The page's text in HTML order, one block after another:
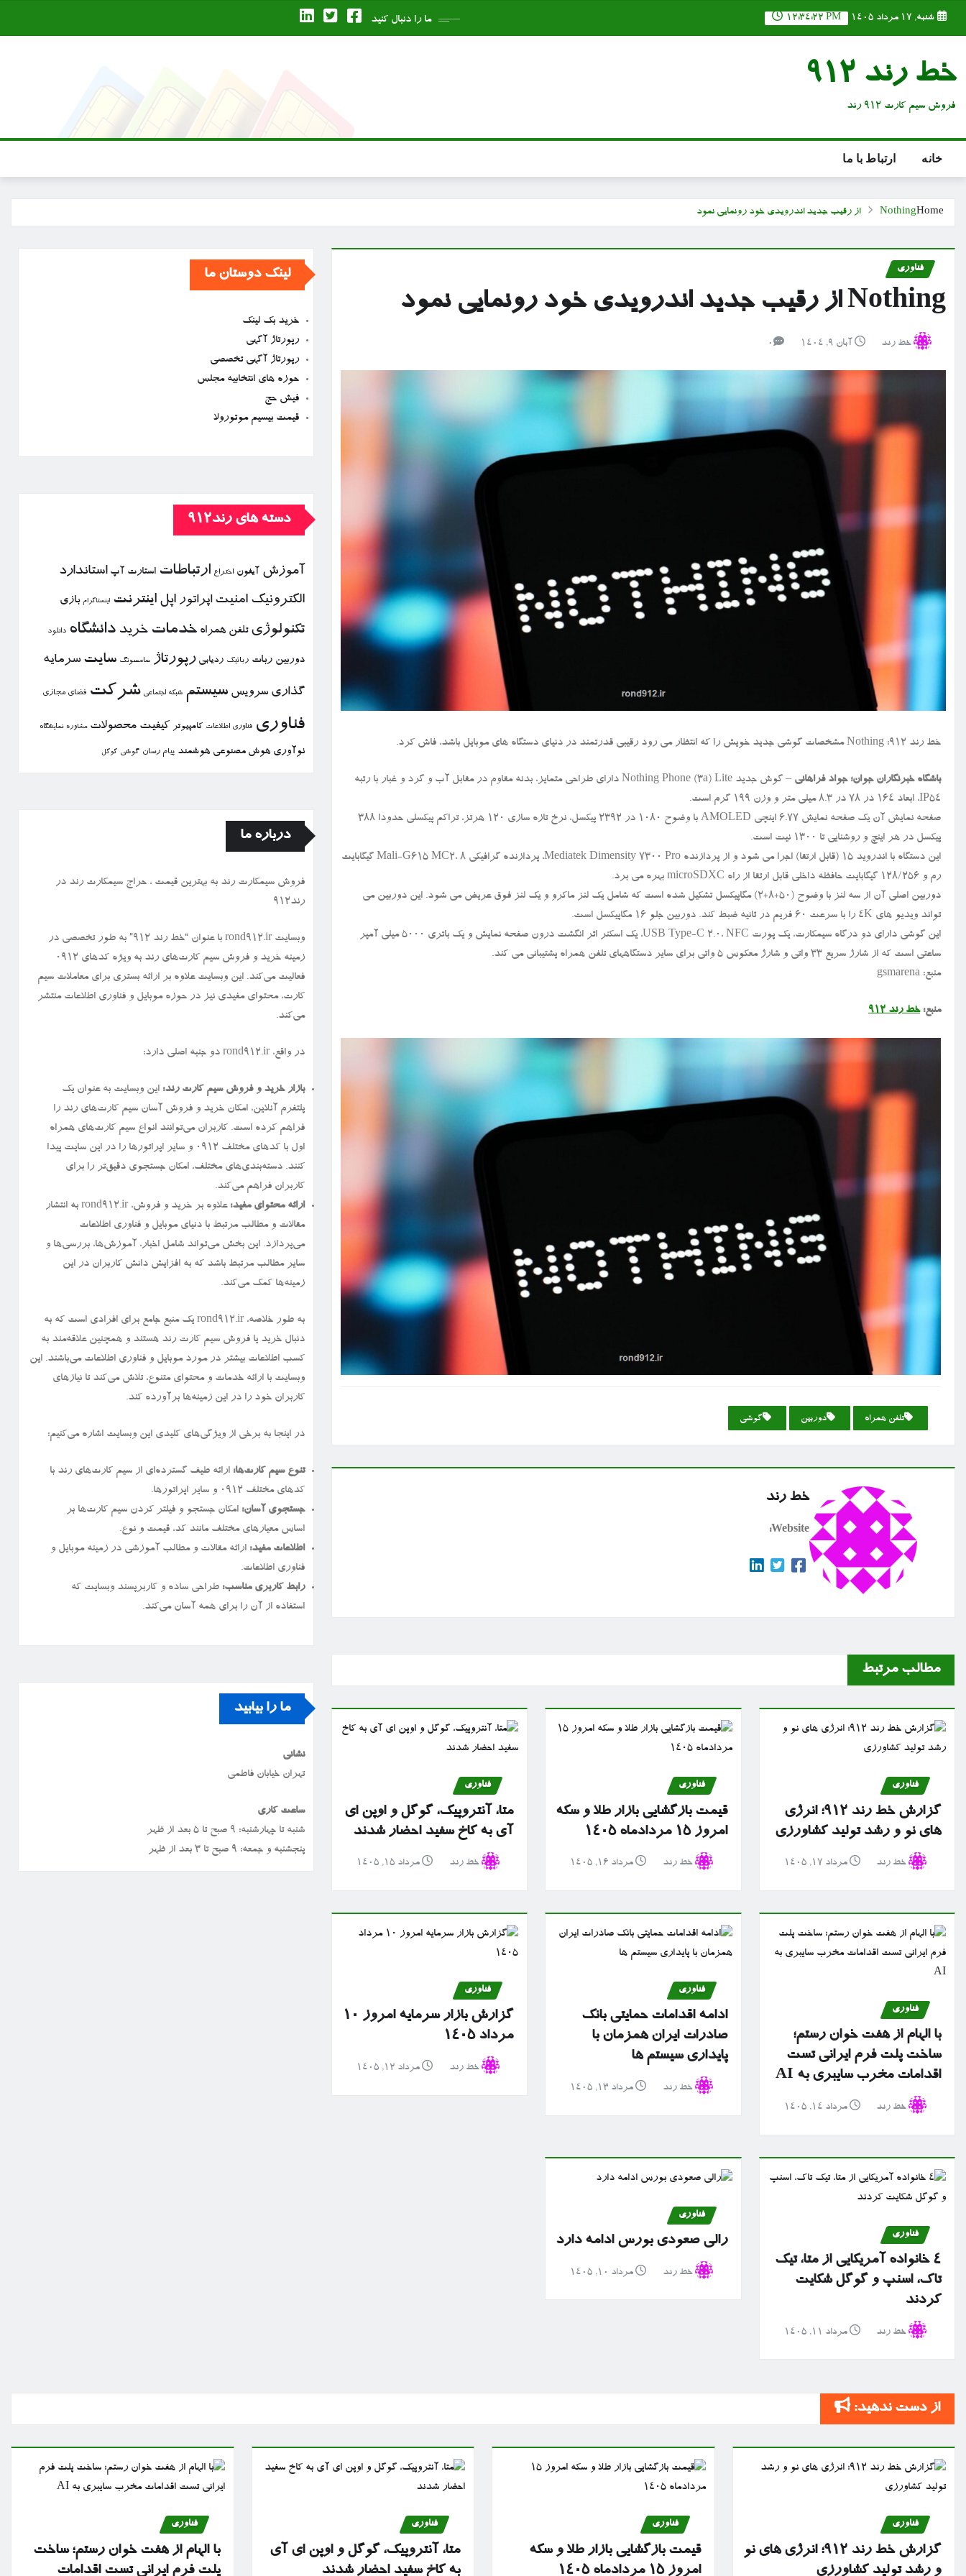
شنبه, ۱۷ مرداد ۱۴۰۵ 12:34:23 PM ما را دنبال کنید
خط رند 912
فروش سیم کارت 912 رند
خانه ارتباط با ما
HomeNothing از رقیب جدید اندرویدی خود رونمایی نمود
فناوری
Nothing از رقیب جدید اندرویدی خود رونمایی نمود
خط رند آبان ۹, ۱۴۰۴ 0
خط رند ۹۱۲: Nothing مشخصات گوشی جدید خویش را که انتظار می رود رقیبی قدرتمند در دنیای دستگاه های موبایل باشد، فاش کرد.
باشگاه خبرنگاران جوان؛ جواد فراهانی
– گوش جدید Nothing Phone (۳a) Lite دارای طراحی متمایز، بدنه مقاوم در مقابل آب و گرد و غبار با رتبه
IP۵۴، ابعاد ۱۶۴ در ۷۸ در ۸.۳ میلی متر و وزن ۱۹۹ گرم است.
صفحه نمایش آن یک صفحه نمایش ۶.۷۷ اینچی AMOLED با وضوح ۱۰۸۰ در ۲۳۹۲ پیکسل، نرخ تازه سازی ۱۲۰ هرتز، تراکم پیکسلی حدودا ۳۸۸
پیکسل در هر اینچ و روشنایی تا ۱۳۰۰ نیت است.
این دستگاه با اندروید ۱۵ (قابل ارتقا) اجرا می شود و از پردازنده Mediatek Dimensity ۷۳۰۰ Pro، پردازنده گرافیکی Mali-G۶۱۵ MC۲، ۸ گیگابایت
رم و ۱۲۸/۲۵۶ گیگابایت حافظه داخلی قابل ارتقا از راه microSDXC بهره می برد.
دوربین اصلی آن از سه لنز با وضوح (۵۰+۸+۲) مگاپیکسل تشکیل شده است که شامل یک لنز ماکرو و یک لنز فوق عریض می شود. این دوربین می
تواند ویدیو های ۴K را با سرعت ۶۰ فریم در ثانیه ضبط کند. دوربین جلو ۱۶ مگاپیکسل است.
این گوشی دارای دو درگاه سیمکارت، یک پورت USB Type-C ۲.۰، NFC، یک اسکنر اثر انگشت درون صفحه نمایش و یک باتری ۵۰۰۰ میلی آمپر
ساعتی است که از شارژ سریع ۳۳ واتی و شارژ معکوس ۵ واتی برای سایر دستگاههای تلفن همراه پشتیبانی می کند.
منبع: gsmarena
منبع:خط رند ۹۱۲
تلفن همراه دوربین گوشی
خط رند
Website:
مطالب مرتبط
فناوری
گزارش خط رند ۹۱۲؛ انرژی
های نو و رشد تولید کشاورزی
خط رند مرداد ۱۷, ۱۴۰۵
فناوری
قیمت بازگشایی بازار طلا و سکه
امروز ۱۵ مردادماه ۱۴۰۵
خط رند مرداد ۱۶, ۱۴۰۵
فناوری
متا، آنتروپیک، گوگل و اوپن ای
آی به کاخ سفید احضار شدند
خط رند مرداد ۱۵, ۱۴۰۵
فناوری
با الهام از هفت خوان رستم؛
ساخت پلت فرم ایرانی تست
اقدامات مخرب سایبری به AI
خط رند مرداد ۱۴, ۱۴۰۵
فناوری
ادامه اقدامات حمایتی بانک
صادرات ایران همزمان با
پایداری سیستم ها
خط رند مرداد ۱۳, ۱۴۰۵
فناوری
گزارش بازار سرمایه امروز ۱۰
مرداد ۱۴۰۵
خط رند مرداد ۱۲, ۱۴۰۵
فناوری
۴ خانواده آمریکایی از متا، تیک
تاک، اسنپ و گوگل شکایت
کردند
خط رند مرداد ۱۱, ۱۴۰۵
فناوری
رالی صعودی بورس ادامه دارد
خط رند مرداد ۱۰, ۱۴۰۵
لینک دوستان ما
خرید بک لینک
رپورتاژ آگهی
رپورتاژ آگهی تخصصی
حوزه های انتخابیه مجلس
فیش حج
قیمت بیسیم موتورولا
دسته های رند912
آموزش آیفون اختراع ارتباطات استارت آپ استاندارد
الكترونیك امنیت اپراتور اپل اینترنت اینستاگرام بازی
تكنولوژی تلفن همراه خدمات خرید دانشگاه دانلود
دوربین ربات رباتیك ردیابی رپورتاژ سامسونگ سایت سرمایه
گذاری سرویس سیستم شبكه اجتماعی شركت فضای مجازی
فناوری فناوری اطلاعات كامپیوتر كیفیت محصولات مشاوره نمایشگاه
نوآوری هوش مصنوعی هوشمند پیام رسان گوشی گوگل
درباره ما
فروش سیمكارت رند به بهترین قیمت ، حراج سیمكارت رند در
رند912
وبسایت rond912.ir با عنوان “خط رند ۹۱۲” به طور تخصصی در
زمینه خرید و فروش سیم کارت‌های رند به ویژه کدهای ۰۹۱۲
فعالیت می‌کند. این وبسایت علاوه بر ارائه بستری برای معاملات سیم
کارت، محتوای مفیدی نیز در حوزه موبایل و فناوری اطلاعات منتشر
می‌کند.
در واقع، rond912.ir دو جنبه اصلی دارد:
بازار خرید و فروش سیم کارت رند: این وبسایت به عنوان یک
پلتفرم آنلاین، امکان خرید و فروش آسان سیم کارت‌های رند را
فراهم کرده است. کاربران می‌توانند انواع سیم کارت‌های همراه
اول با کدهای مختلف ۰۹۱۲ و سایر اپراتورها را در این سایت پیدا
کنند. دسته‌بندی‌های مختلف، امکان جستجوی دقیق‌تر را برای
کاربران فراهم می‌کند.
ارائه محتوای مفید:
علاوه بر خرید و فروش، rond912.ir به انتشار
مقالات و مطالب مرتبط با دنیای موبایل و فناوری اطلاعات
می‌پردازد. این بخش می‌تواند شامل اخبار، آموزش‌ها، بررسی‌ها و
سایر مطالب مرتبط باشد که به افزایش دانش کاربران در این
زمینه‌ها کمک می‌کند.
به طور خلاصه، rond912.ir یک منبع جامع برای افرادی است که به
دنبال خرید یا فروش سیم کارت رند هستند و همچنین علاقه‌مند به
کسب اطلاعات بیشتر در مورد موبایل و فناوری اطلاعات می‌باشند. این
وبسایت با ارائه خدمات و محتوای متنوع، تلاش می‌کند تا نیازهای
کاربران خود را در این زمینه‌ها برآورده کند.
در اینجا به برخی از ویژگی‌های کلیدی این وبسایت اشاره می‌کنیم:
تنوع سیم کارت‌ها: ارائه طیف گسترده‌ای از سیم کارت‌های رند با
کدهای مختلف ۰۹۱۲ و سایر اپراتورها.
جستجوی آسان: امکان جستجو و فیلتر کردن سیم کارت‌ها بر
اساس معیارهای مختلف مانند کد، قیمت و نوع.
اطلاعات مفید: ارائه مقالات و مطالب آموزشی در زمینه موبایل و
فناوری اطلاعات.
رابط کاربری مناسب: طراحی ساده و کاربرپسند وبسایت که
استفاده از آن را برای همه آسان می‌کند.
ما را بیابید
نشانی
تهران خیابان فاطمی
ساعت کاری
شنبه تا چهارشنبه: ۹ صبح تا ۵ بعد از ظهر
پنجشنبه و جمعه: ۹ صبح تا ۳ بعد از ظهر
از دست ندهید:
فناوری
گزارش خط رند ۹۱۲؛ انرژی های نو
و رشد تولید کشاورزی
فناوری
قیمت بازگشایی بازار طلا و سکه
امروز ۱۵ مردادماه ۱۴۰۵
فناوری
متا، آنتروپیک، گوگل و اوپن ای آی
به کاخ سفید احضار شدند
فناوری
با الهام از هفت خوان رستم؛ ساخت
پلت فرم ایرانی تست اقدامات